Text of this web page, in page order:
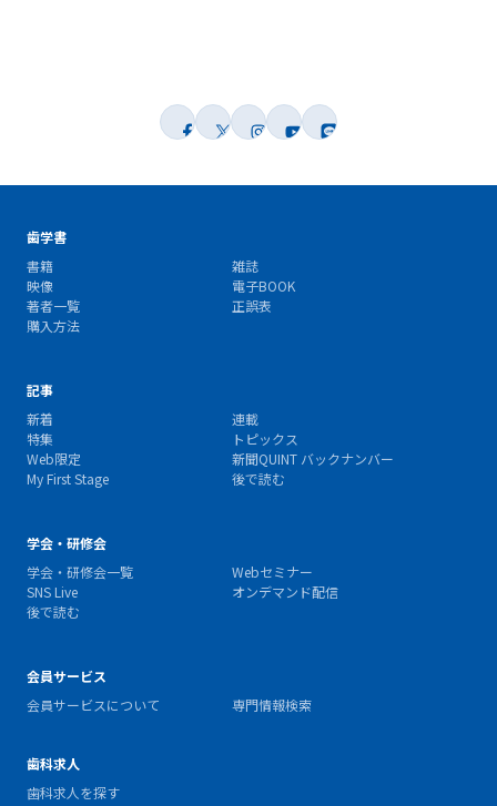
歯学書
書籍
雑誌
映像
電子BOOK
著者一覧
正誤表
購入方法
記事
新着
連載
特集
トピックス
Web限定
新聞QUINT バックナンバー
My First Stage
後で読む
学会・研修会
学会・研修会一覧
Webセミナー
SNS Live
オンデマンド配信
後で読む
会員サービス
会員サービスについて
専門情報検索
歯科求人
歯科求人を探す